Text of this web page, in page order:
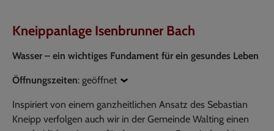
Kneippanlage Isenbrunner Bach
Wasser – ein wichtiges Fundament für ein gesundes Leben
Öffnungszeiten: geöffnet
Inspiriert von einem ganzheitlichen Ansatz des Sebastian
Kneipp verfolgen auch wir in der Gemeinde Walting einen